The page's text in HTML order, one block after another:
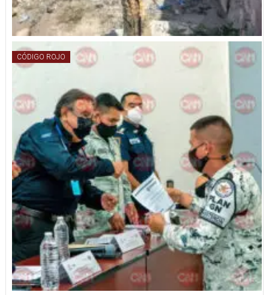
CÓDIGO ROJO